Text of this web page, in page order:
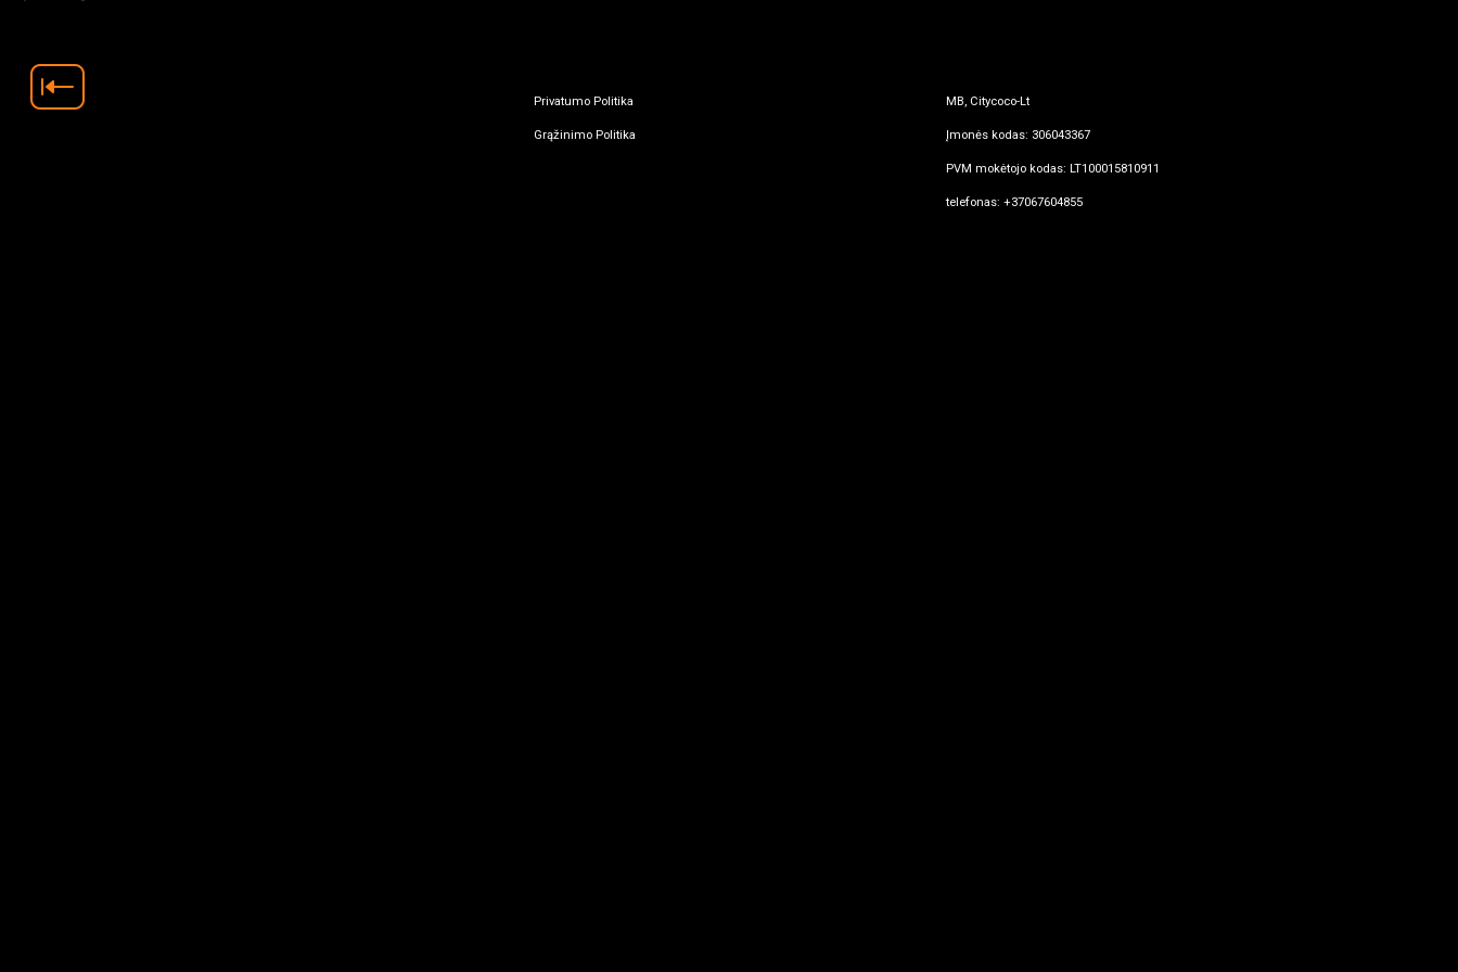
Privatumo Politika
Grąžinimo Politika
MB, Citycoco-Lt
Įmonės kodas: 306043367
PVM mokėtojo kodas: LT100015810911
telefonas: +37067604855